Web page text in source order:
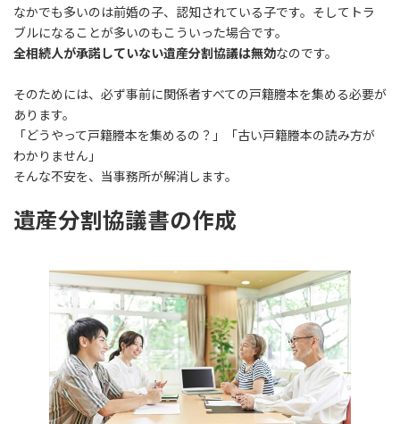
なかでも多いのは前婚の子、認知されている子です。そしてトラ
ブルになることが多いのもこういった場合です。
全相続人が承諾していない遺産分割協議は無効なのです。
そのためには、必ず事前に関係者すべての戸籍謄本を集める必要が
あります。
「どうやって戸籍謄本を集めるの？」「古い戸籍謄本の読み方が
わかりません」
そんな不安を、当事務所が解消します。
遺産分割協議書の作成